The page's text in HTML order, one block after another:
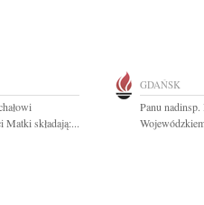
składają:...
GDAŃSK
Panu